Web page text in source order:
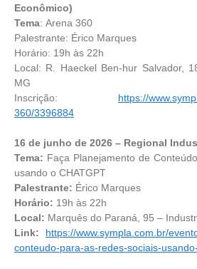
Econômico)
Tema: Arena 360
Palestrante: Érico Marques
Horário: 19h às 22h
Local: R. Haeckel Ben-hur Salvador,
MG
Inscrição: https://
360/3396884
16 de junho de 2026 – Regional
Tema: Faça Planejamento de
usando o CHATGPT
Palestrante: Érico Marques
Horário: 19h às 22h
Local: Marquês do Paraná, 95 –
Link: https://www.sympla.com.br/
conteudo-para-as-redes-sociais-